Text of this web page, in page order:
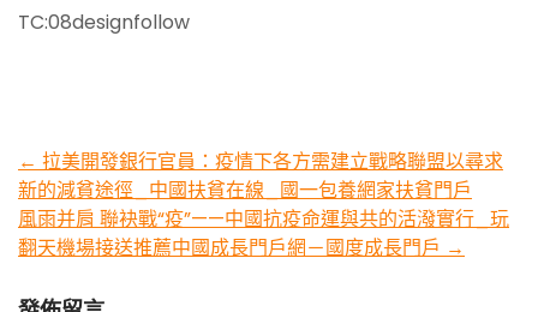
TC:08designfollow
Post
navigation
← 拉美開發銀行官員：疫情下各方需建立戰略聯盟以尋求
新的減貧途徑_中國扶貧在線_國一包養網家扶貧門戶
風雨并肩 聯袂戰“疫”——中國抗疫命運與共的活潑實行_玩
翻天機場接送推薦中國成長門戶網－國度成長門戶 →